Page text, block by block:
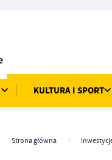
KULTURA I SPORT
Strona główna